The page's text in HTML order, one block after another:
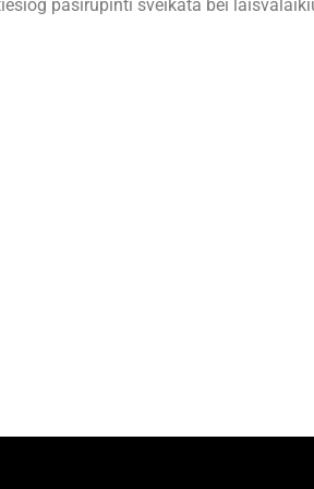
pasirūpinti sveikata bei